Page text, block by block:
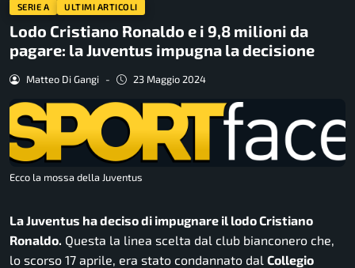
SERIE A ULTIMI ARTICOLI
Lodo Cristiano Ronaldo e i 9,8 milioni da
pagare: la Juventus impugna la decisione
Matteo Di Gangi - 23 Maggio 2024
Ecco la mossa della Juventus
La Juventus ha deciso di impugnare il lodo Cristiano
Ronaldo. Questa la linea scelta dal club bianconero che,
lo scorso 17 aprile, era stato condannato dal Collegio